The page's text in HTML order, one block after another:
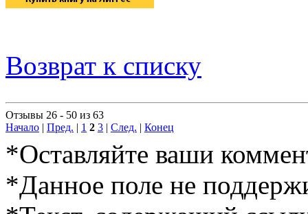
Возврат к списку
Отзывы 26 - 50 из 63
Начало | Пред. | 1 2 3 | След. | Конец
*Оставляйте ваши
*Данное поле не